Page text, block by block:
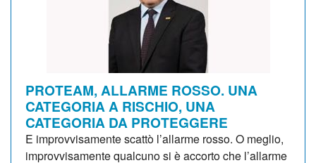
PROTEAM, ALLARME ROSSO. UNA
CATEGORIA A RISCHIO, UNA
CATEGORIA DA PROTEGGERE
E improvvisamente scattò l’allarme rosso. O meglio,
improvvisamente qualcuno si è accorto che l’allarme